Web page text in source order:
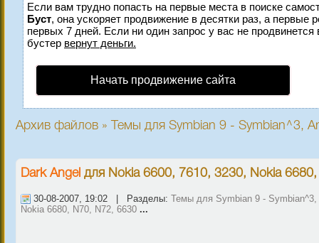
Если вам трудно попасть на первые места в поиске
Буст, она ускоряет продвижение в десятки раз, а первые
первых 7 дней. Если ни один запрос у вас не
бустер вернут деньги.
Начать продвижение сайта
Архив файлов » Темы для Symbian 9 - Symbian^3,
Dark Angel для Nokia 6600, 7610, 3230, Nokia
30-08-2007, 19:02 | Разделы: Темы для Symbian 9 - Symbian^3,
Nokia 6680, N70, N72, 6630 ...